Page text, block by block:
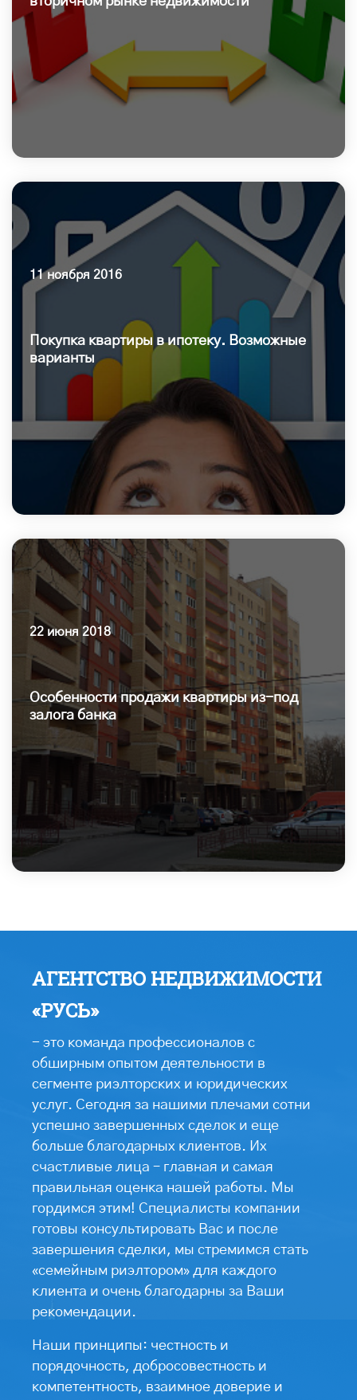
11 ноября 2016
Покупка квартиры в ипотеку. Возможные
варианты
22 июня 2018
Особенности продажи квартиры из-под
залога банка
АГЕНТСТВО НЕДВИЖИМОСТИ
«РУСЬ»
- это команда профессионалов с
обширным опытом деятельности в
сегменте риэлторских и юридических
услуг. Сегодня за нашими плечами сотни
успешно завершенных сделок и еще
больше благодарных клиентов. Их
счастливые лица – главная и самая
правильная оценка нашей работы. Мы
гордимся этим! Специалисты компании
готовы консультировать Вас и после
завершения сделки, мы стремимся стать
«семейным риэлтором» для каждого
клиента и очень благодарны за Ваши
рекомендации.
Наши принципы: честность и
порядочность, добросовестность и
компетентность, взаимное доверие и